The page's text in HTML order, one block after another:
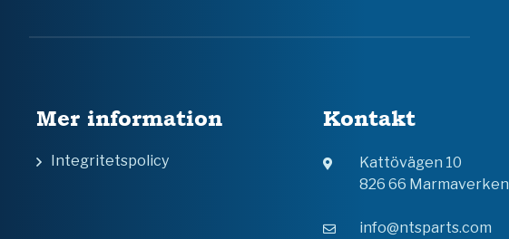
Mer information
Integritetspolicy
Kontakt
Kattövägen 10
826 66 Marmaverken
info@ntsparts.com